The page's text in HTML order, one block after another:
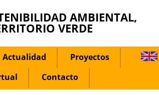
AMBIENTAL,
VERDE
Actualidad
Proyectos
Contacto